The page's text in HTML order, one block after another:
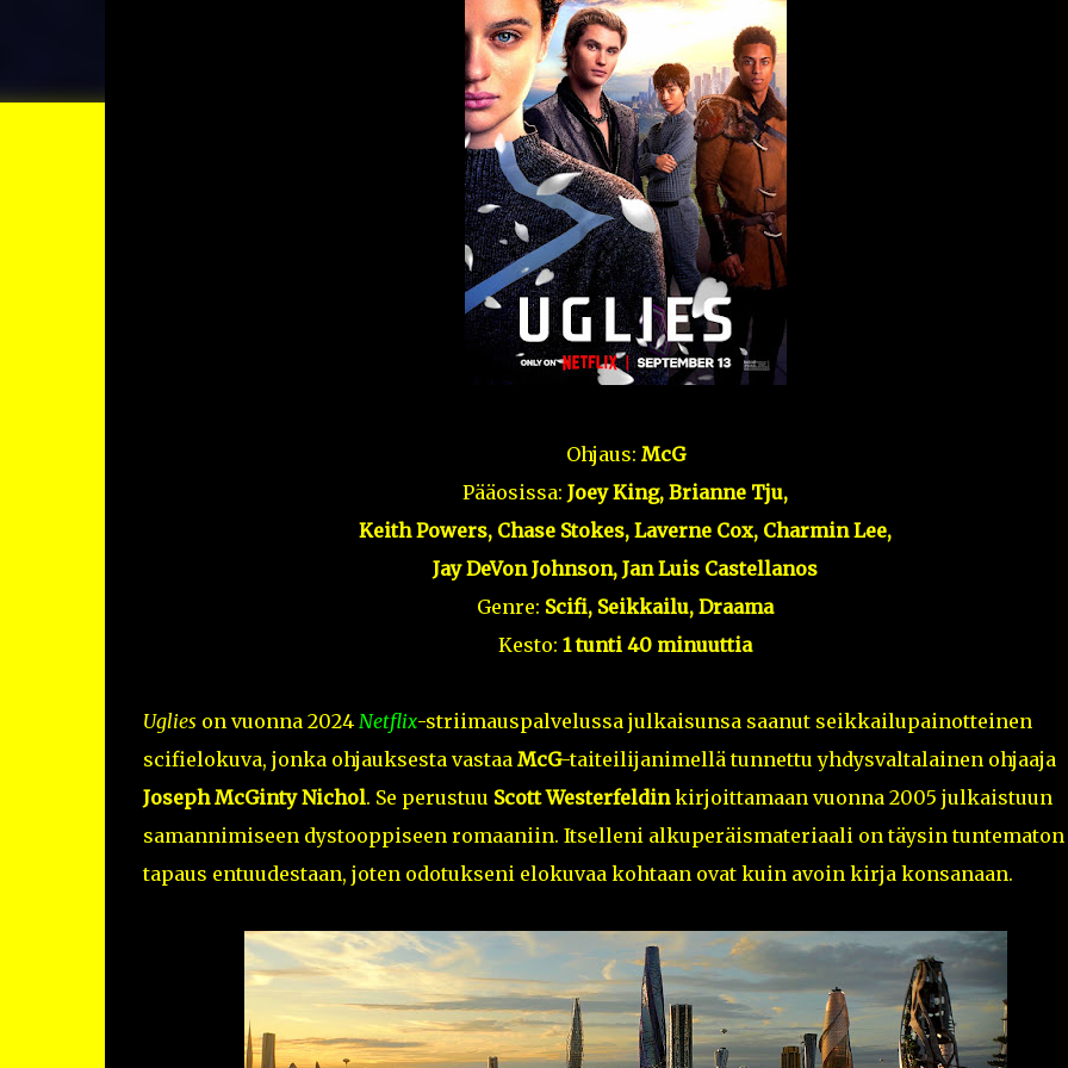
Ohjaus: McG
Pääosissa: Joey King, Brianne Tju,
Keith Powers, Chase Stokes, Laverne Cox, Charmin Lee,
Jay DeVon Johnson, Jan Luis Castellanos
Genre: Scifi, Seikkailu, Draama
Kesto: 1 tunti 40 minuuttia
Uglies on vuonna 2024 Netflix-striimauspalvelussa julkaisunsa saanut seikkailupainotteinen
scifielokuva, jonka ohjauksesta vastaa McG-taiteilijanimellä tunnettu yhdysvaltalainen ohjaaja
Joseph McGinty Nichol. Se perustuu Scott Westerfeldinkirjoittamaan vuonna 2005 julkaistuun
samannimiseen dystooppiseen romaaniin. Itselleni alkuperäismateriaali on täysin tuntematon
tapaus entuudestaan, joten odotukseni elokuvaa kohtaan ovat kuin avoin kirja konsanaan.